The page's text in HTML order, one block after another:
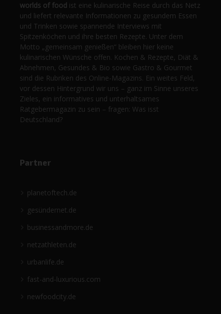
worlds of food ist eine kulinarische Reise durch das Netz
und liefert relevante Informationen zu gesundem Essen
und Trinken sowie spannende Interviews mit
Spitzenköchen und ihre besten Rezepte. Unter dem
Motto „gemeinsam genießen“ bleiben hier keine
kulinarischen Wünsche offen. Kochen & Rezepte, Diät &
Abnehmen, Gesundes & Bio sowie Gastro & Gourmet
sind die Rubriken des Online-Magazins. Ein weites Feld,
vor dessen Hintergrund wir uns – ganz im Sinne unseres
Zieles, ein informatives und unterhaltsames
Ratgebermagazin zu sein – fragen: Was isst
Deutschland?
Partner
planetoftech.de
gesündernet.de
businessandmore.de
netzathleten.de
urbanlife.de
fast-and-luxurious.com
newfoodcity.de